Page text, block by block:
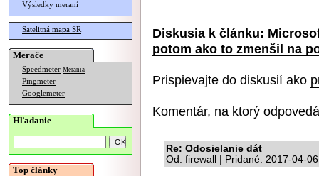
Výsledky meraní
Satelitná mapa SR
Merače
Speedmeter Merania
Pingmeter
Googlemeter
Hľadanie
Top články
Diskusia k článku:
potom ako to zmenšil na
Prispievajte do diskusií ako
Komentár, na ktorý
Re: Odosielanie dát
Od: firewall | Pridané: 2017-04-